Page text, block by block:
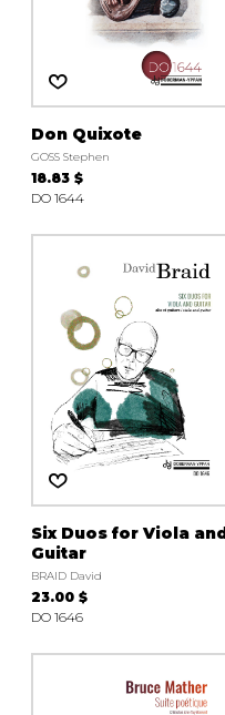
Don Quixote
GOSS Stephen
18.83 $
DO 1644
Six Duos for Viola and
Guitar
BRAID David
23.00 $
DO 1646